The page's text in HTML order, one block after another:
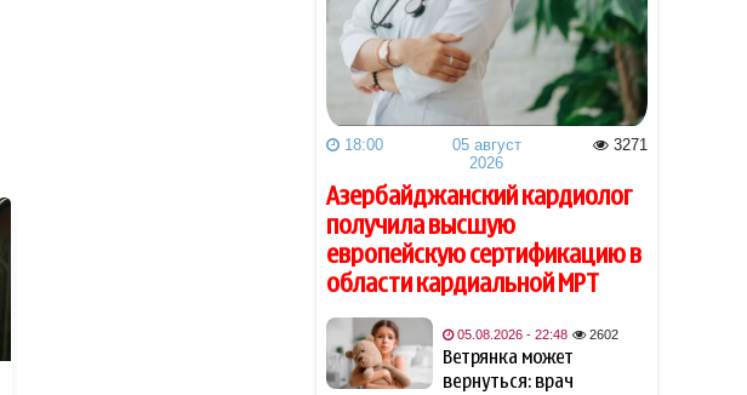
09:28
Лига чемпионов УЕФА:
"Сабах" на выезде уступил
"Орхусу"
- ВИДЕО
09:25
Генсек НАТО выступил с
заявлением после ударов
России по Киеву
09:19
Трамп заявил об обладании
США 60 процентов мировых
запасов нефти и газа
09:16
Politico: Сотрудничество США
и Украины в сфере разведки
улучшилось
18:00
05 август
2026
3271
Азербайджанский кардиолог
получила высшую
европейскую сертификацию в
области кардиальной МРТ
05.08.2026 - 22:48 2602
Ветрянка может
вернуться: врач